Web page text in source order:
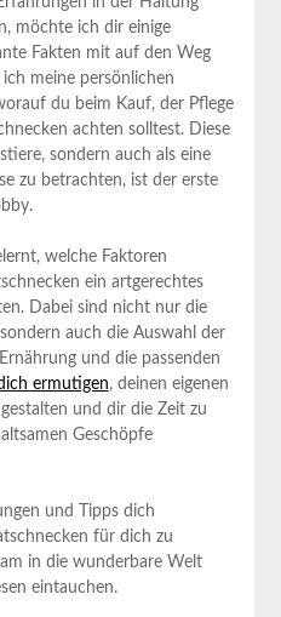
möchte ich dir einige
Fakten mit auf den Weg
meine persönlichen
du beim Kauf, der ​Pflege
achten solltest. Diese
sondern auch als eine
zu betrachten, ist der erste
welche Faktoren
ein artgerechtes
Dabei sind​ nicht nur die
auch ⁣die Auswahl der
und die passenden
ermutigen, deinen eigenen
und ⁢dir die ⁤Zeit zu
Geschöpfe
und⁢ Tipps dich
für dich zu
in die wunderbare Welt
eintauchen.